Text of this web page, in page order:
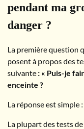
pendant ma
danger ?
La première question
posent à propos des
suivante : « Puis-je
enceinte ?
La réponse est simple :
La plupart des tests